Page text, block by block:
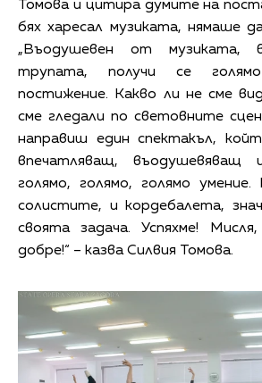
Томова и цитира думите на
бях харесал музиката, нямаше
„Въодушевен от музиката,
трупата, получи се голямо
постижение. Какво ли не сме
сме гледали по световните
направиш един спектакъл,
впечатляващ, въодушевяващ
голямо, голямо, голямо
солистите, и кордебалета,
своята задача. Успяхме!
добре!“ – казва Силвия Томова.